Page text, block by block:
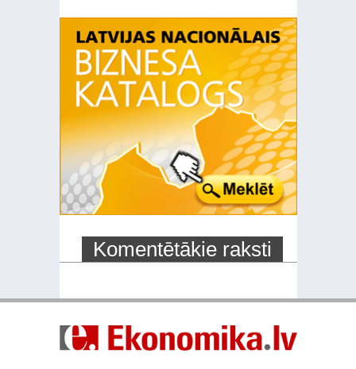
Komentētākie raksti